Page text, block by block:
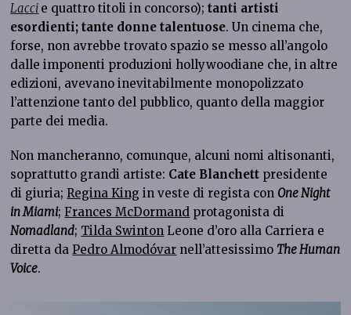
Lacci e quattro titoli in concorso); tanti artisti
esordienti; tante donne talentuose. Un cinema che,
forse, non avrebbe trovato spazio se messo all’angolo
dalle imponenti produzioni hollywoodiane che, in altre
edizioni, avevano inevitabilmente monopolizzato
l’attenzione tanto del pubblico, quanto della maggior
parte dei media.
Non mancheranno, comunque, alcuni nomi altisonanti,
soprattutto grandi artiste: Cate Blanchett presidente
di giuria;Regina King in veste di regista con One Night
in Miami;Frances McDormand protagonista di
Nomadland; Tilda Swinton Leone d’oro alla Carriera e
diretta daPedro Almodóvar nell’attesissimo The Human
Voice.